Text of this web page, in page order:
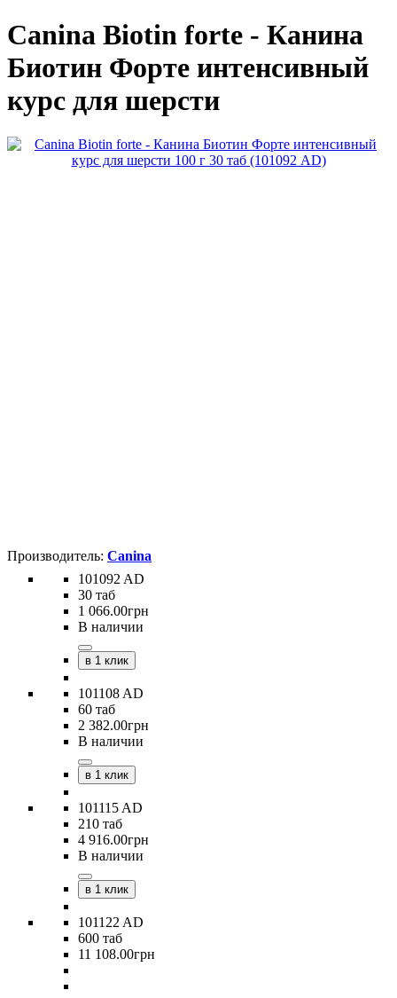
Canina Biotin forte - Канина
Биотин Форте интенсивный
курс для шерсти
Canina
101092 AD
30 таб
1 066.00грн
В наличии
в 1 клик
101108 AD
60 таб
2 382.00грн
В наличии
в 1 клик
101115 AD
210 таб
4 916.00грн
В наличии
в 1 клик
101122 AD
600 таб
11 108.00грн